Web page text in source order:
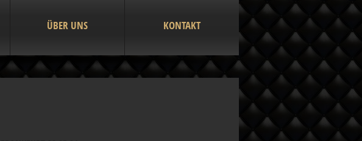
ÜBER UNS KONTAKT